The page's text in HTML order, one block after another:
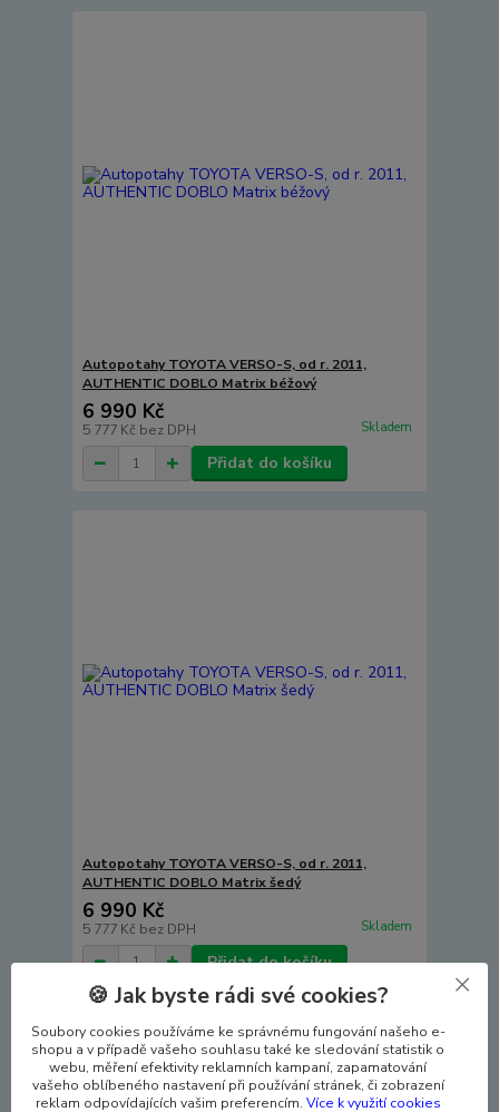
Autopotahy TOYOTA VERSO-S, od r. 2011,
AUTHENTIC DOBLO Matrix béžový
6 990 Kč
5 777 Kč bez DPH Skladem
Přidat do košíku
Autopotahy TOYOTA VERSO-S, od r. 2011,
AUTHENTIC DOBLO Matrix šedý
6 990 Kč
5 777 Kč bez DPH Skladem
Přidat do košíku
🍪 Jak byste rádi své cookies?
Soubory cookies používáme ke správnému fungování našeho e-
shopu a v případě vašeho souhlasu také ke sledování statistik o
webu, měření efektivity reklamních kampaní, zapamatování
vašeho oblíbeného nastavení při používání stránek, či zobrazení
reklam odpovídajících vašim preferencím. Více k využití cookies